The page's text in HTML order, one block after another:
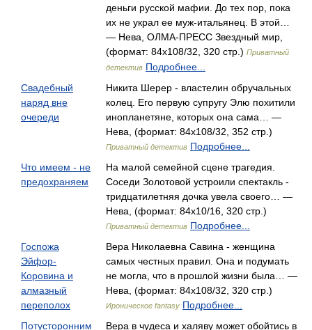
деньги русской мафии. До тех пор, пока
их не украл ее муж-итальянец. В этой…
— Нева, ОЛМА-ПРЕСС Звездный мир,
(формат: 84x108/32, 320 стр.) Приватный
детектив Подробнее...
Свадебный
наряд вне
очереди
Никита Шерер - властелин обручальных
колец. Его первую супругу Элю похитили
инопланетяне, которых она сама… —
Нева, (формат: 84x108/32, 352 стр.)
Приватный детектив Подробнее...
Что имеем - не
предохраняем
На малой семейной сцене трагедия.
Соседи Золотовой устроили спектакль -
тридцатилетняя дочка увела своего… —
Нева, (формат: 84x10/16, 320 стр.)
Приватный детектив Подробнее...
Госпожа
Эйфор-
Коровина и
алмазный
переполох
Вера Николаевна Савина - женщина
самых честных правил. Она и подумать
не могла, что в прошлой жизни была… —
Нева, (формат: 84x108/32, 320 стр.)
Ироническое fantasy Подробнее...
Потусторонним
Вера в чудеса и халяву может обойтись в